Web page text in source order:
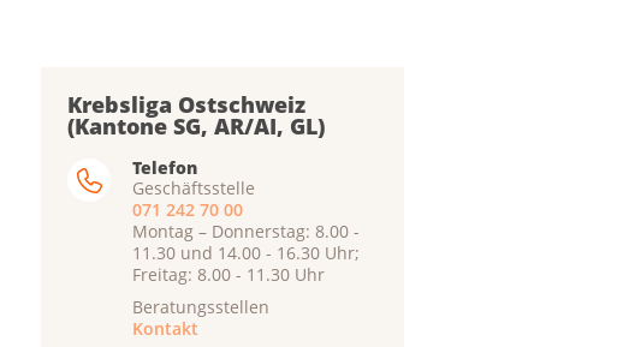
Krebsliga Ostschweiz
(Kantone SG, AR/AI, GL)
Telefon
Geschäftsstelle
071 242 70 00
Montag – Donnerstag: 8.00 -
11.30 und 14.00 - 16.30 Uhr;
Freitag: 8.00 - 11.30 Uhr
Beratungsstellen
Kontakt